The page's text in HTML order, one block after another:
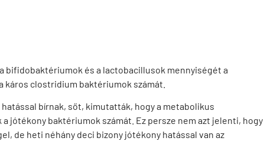
bifidobaktériumok és a lactobacillusok mennyiségét a
clostridium baktériumok számát.
bírnak, sőt, kimutatták, hogy a metabolikus
jótékony baktériumok számát. Ez persze nem azt jelenti, hogy
de heti néhány deci bizony jótékony hatással van az